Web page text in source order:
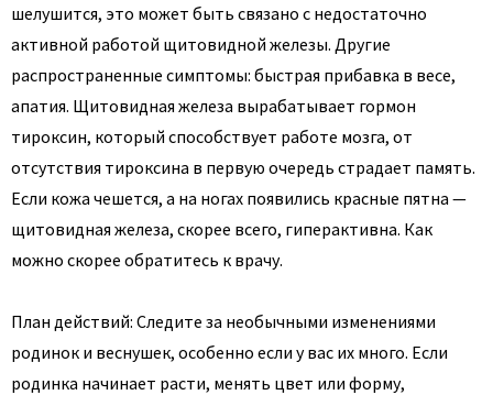
шелушится, это может быть связано с недостаточно
активной работой щитовидной железы. Другие
распространенные симптомы: быстрая прибавка в весе,
апатия. Щитовидная железа вырабатывает гормон
тироксин, который способствует работе мозга, от
отсутствия тироксина в первую очередь страдает память.
Если кожа чешется, а на ногах появились красные пятна —
щитовидная железа, скорее всего, гиперактивна. Как
можно скорее обратитесь к врачу.
План действий: Следите за необычными изменениями
родинок и веснушек, особенно если у вас их много. Если
родинка начинает расти, менять цвет или форму,